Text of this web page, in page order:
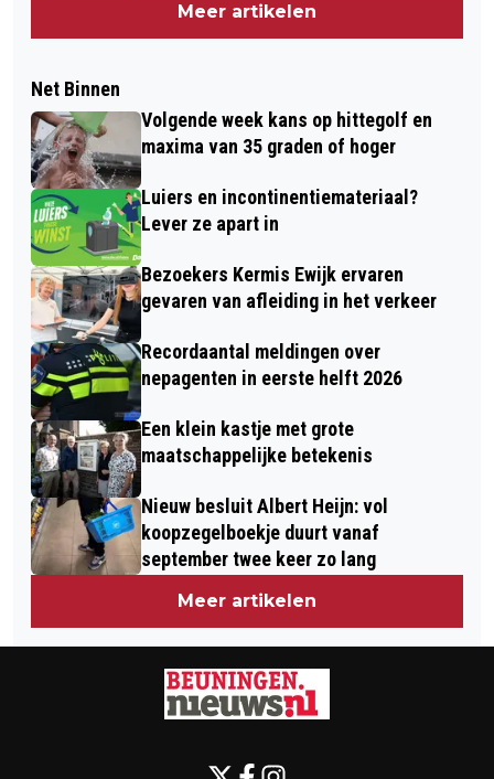
Meer artikelen
Net Binnen
Volgende week kans op hittegolf en
maxima van 35 graden of hoger
Luiers en incontinentiemateriaal?
Lever ze apart in
Bezoekers Kermis Ewijk ervaren
gevaren van afleiding in het verkeer
Recordaantal meldingen over
nepagenten in eerste helft 2026
Een klein kastje met grote
maatschappelijke betekenis
Nieuw besluit Albert Heijn: vol
koopzegelboekje duurt vanaf
september twee keer zo lang
Meer artikelen